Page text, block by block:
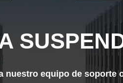
nuestro equipo de soporte